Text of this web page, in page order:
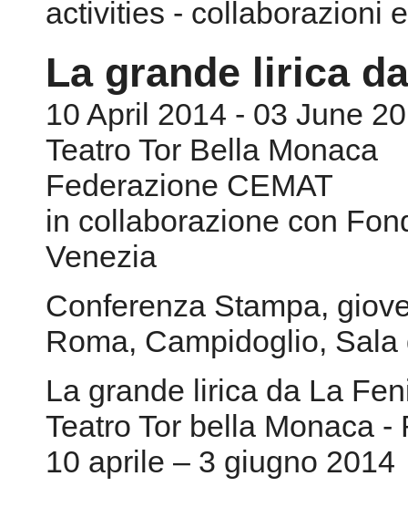
activities - collaborazioni
La grande lirica
10 April 2014 - 03 June
Teatro Tor Bella Monaca
Federazione CEMAT
in collaborazione con
Venezia
Conferenza Stampa,
Roma, Campidoglio,
La grande lirica da La
Teatro Tor bella Monaca -
10 aprile – 3 giugno 2014